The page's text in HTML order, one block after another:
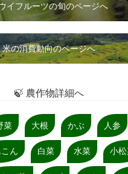
イフルーツの旬のページへ
米の消費動向のページへ
🍃 農作物詳細へ
菜 大根 かぶ 人参
ん 白菜 水菜 小